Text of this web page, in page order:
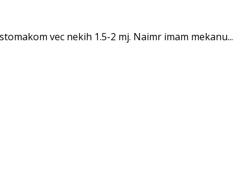
vec nekih 1.5-2 mj. Naimr imam mekanu...